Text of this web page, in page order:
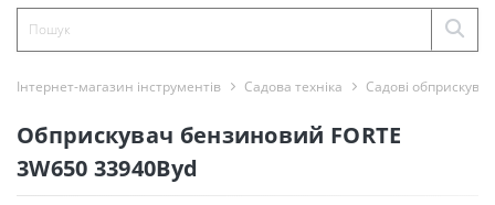
Інтернет-магазин інструментів Садова техніка Садові
Обприскувач бензиновий FORTE
3W650 33940Byd